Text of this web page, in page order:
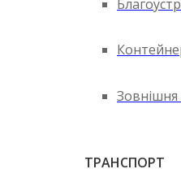
Зовнішня
ТРАНСПОРТ